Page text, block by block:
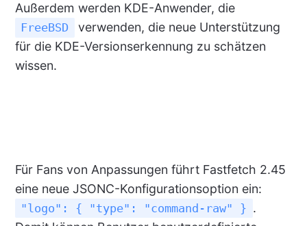
Außerdem werden KDE-Anwender, die
FreeBSD
verwenden, die neue Unterstützung
für die KDE-Versionserkennung zu schätzen
wissen.
Für Fans von Anpassungen führt Fastfetch 2.45
eine neue JSONC-Konfigurationsoption ein:
"logo": { "type": "command-raw" } .